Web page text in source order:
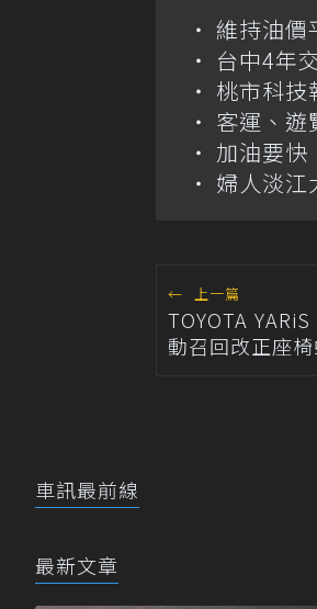
維持油價
台中4年
桃市科技
客運、遊
加油要快
婦人淡江
← 上一篇
TOYOTA
動召回改正座
車訊最前線
最新文章